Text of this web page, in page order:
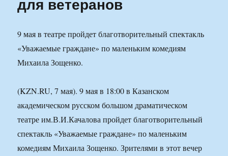
9 мая в театре пройдет благотворительный спектакль
«Уважаемые граждане» по маленьким комедиям
Михаила Зощенко.
(KZN.RU, 7 мая). 9 мая в 18:00 в Казанском
академическом русском большом драматическом
театре им.В.И.Качалова пройдет благотворительный
спектакль «Уважаемые граждане» по маленьким
комедиям Михаила Зощенко. Зрителями в этот вечер